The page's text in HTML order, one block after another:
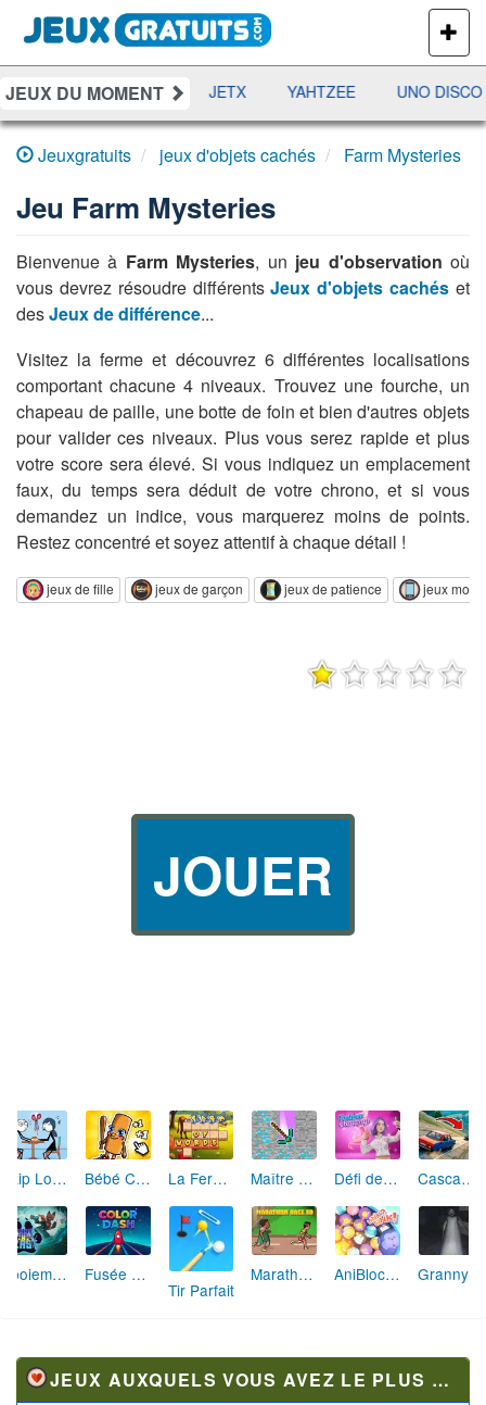
PLUS
DE
JEUX
JEUX DU MOMENT
DAMES RAMI JETX YAHTZEE UNO DISCO
Jeuxgratuits jeux d'objets cachés Farm Mysteries
Jeu Farm Mysteries
Bienvenue à Farm Mysteries, un jeu d'observation où
vous devrez résoudre différentsJeux d'objets cachés et
desJeux de différence...
Visitez la ferme et découvrez 6 différentes localisations
comportant chacune 4 niveaux. Trouvez une fourche, un
chapeau de paille, une botte de foin et bien d'autres objets
pour valider ces niveaux. Plus vous serez rapide et plus
votre score sera élevé. Si vous indiquez un emplacement
faux, du temps sera déduit de votre chrono, et si vous
demandez un indice, vous marquerez moins de points.
Restez concentré et soyez attentif à chaque détail !
jeux de fille jeux de garçon jeux de patience jeux
JOUER
Skip Love: L'Amour en Péril Bébé Clic Italien: La Folie des Petits Bambins La Ferme des Mots - Cultivez votre Vocabulaire Maître de la Destruction: Fusion de Pioches Défi de Mode: Star du Podium Cascades Folles 3D
Aboiement Stellaire : Aventure Canine Fusée Chromatique: La Course des Couleurs
Tir Parfait
Marathon Champion io AniBlocos: Connecte les Animaux Mignons!
JEUX AUXQUELS VOUS AVEZ LE PLUS JOUÉ